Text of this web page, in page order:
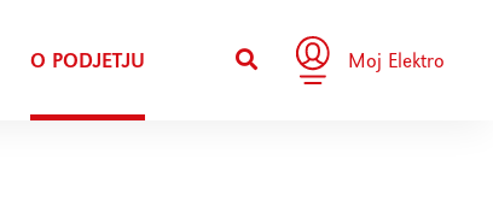
O PODJETJU Moj Elektro